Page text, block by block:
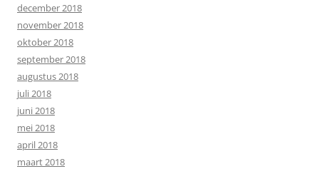
december 2018
november 2018
oktober 2018
september 2018
augustus 2018
juli 2018
juni 2018
mei 2018
april 2018
maart 2018